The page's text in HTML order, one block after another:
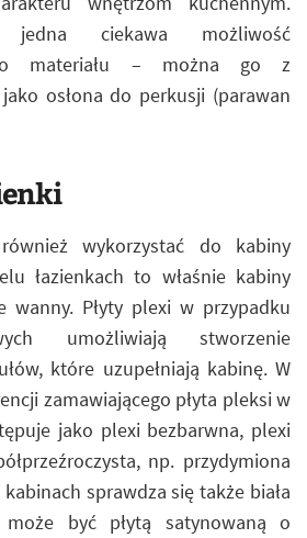
jedna ciekawa możliwość
materiału – można go z
osłona do perkusji (parawan
wykorzystać do kabiny
łazienkach to właśnie kabiny
wanny. Płyty plexi w przypadku
umożliwiają stworzenie
które uzupełniają kabinę. W
zamawiającego płyta pleksi w
jako plexi bezbarwna, plexi
np. przydymiona
sprawdza się także biała
być płytą satynowaną o